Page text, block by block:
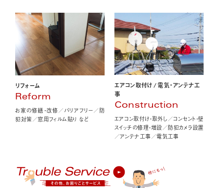
リフォーム
Reform
お家の修繕・改修／バリアフリー／防
犯対策／窓用フィルム貼り など
エアコン取付け/電気・アンテナ工
事
Construction
エアコン取付け・取外し／コンセント・壁
スイッチの修理・増設／防犯カメラ設置
／アンテナ工事／電気工事